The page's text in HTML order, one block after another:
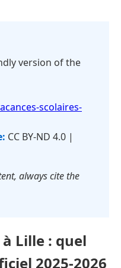
version of the
scolaires-
CC BY-ND 4.0 |
always cite the
Lille : quel
2025-2026